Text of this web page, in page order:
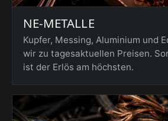
NE-METALLE
Kupfer, Messing, Aluminium und
wir zu tagesaktuellen Preisen.
ist der Erlös am höchsten.